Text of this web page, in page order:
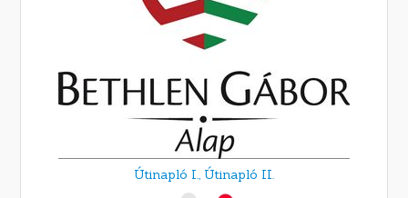
Útinapló I., Útinapló II.